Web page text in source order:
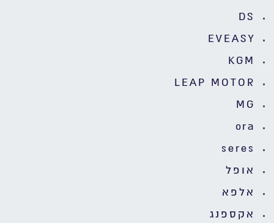
DS
EVEASY
KGM
LEAP MOTOR
MG
ora
seres
אופל
אלפא
אקספנג